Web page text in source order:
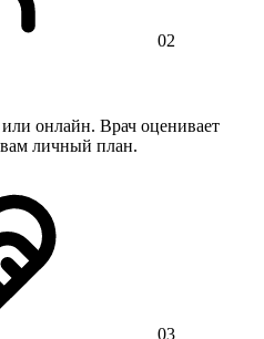
02
онлайн. Врач оценивает
личный план.
03